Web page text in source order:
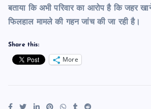
बताया कि अभी परिवार का आरोप है कि जहर
फिलहाल मामले की गहन जांच की जा रही है।
Share this:
More